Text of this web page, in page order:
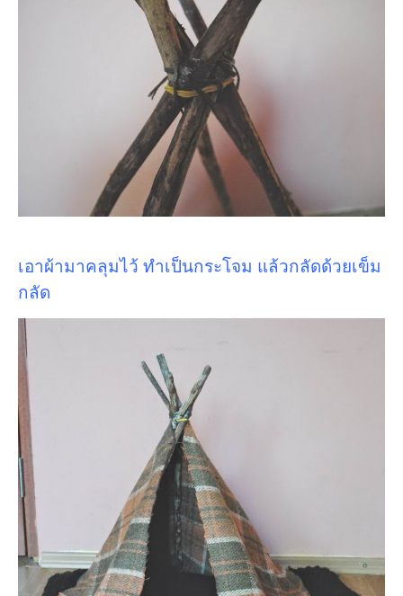
เอาผ้ามาคลุมไว้ ทำเป็นกระโจม แล้วกลัดด้วยเข็ม
กลัด